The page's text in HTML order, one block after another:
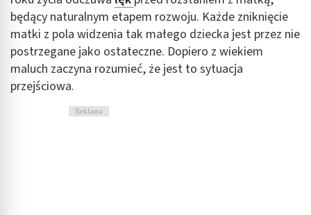
będący naturalnym etapem rozwoju. Każde zniknięcie
matki z pola widzenia tak małego dziecka jest przez nie
postrzegane jako ostateczne. Dopiero z wiekiem
maluch zaczyna rozumieć, że jest to sytuacja
przejściowa.
Reklama